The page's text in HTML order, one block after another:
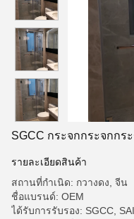
SGCC กระจกกระจกก
รายละเอียดสินค้า
สถานที่กำเนิด: กวางดง, จีน
ชื่อแบรนด์: OEM
ได้รับการรับรอง: SGCC,